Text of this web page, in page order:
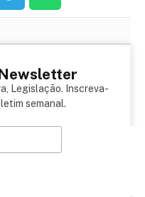
Legislação. Inscreva-
semanal.